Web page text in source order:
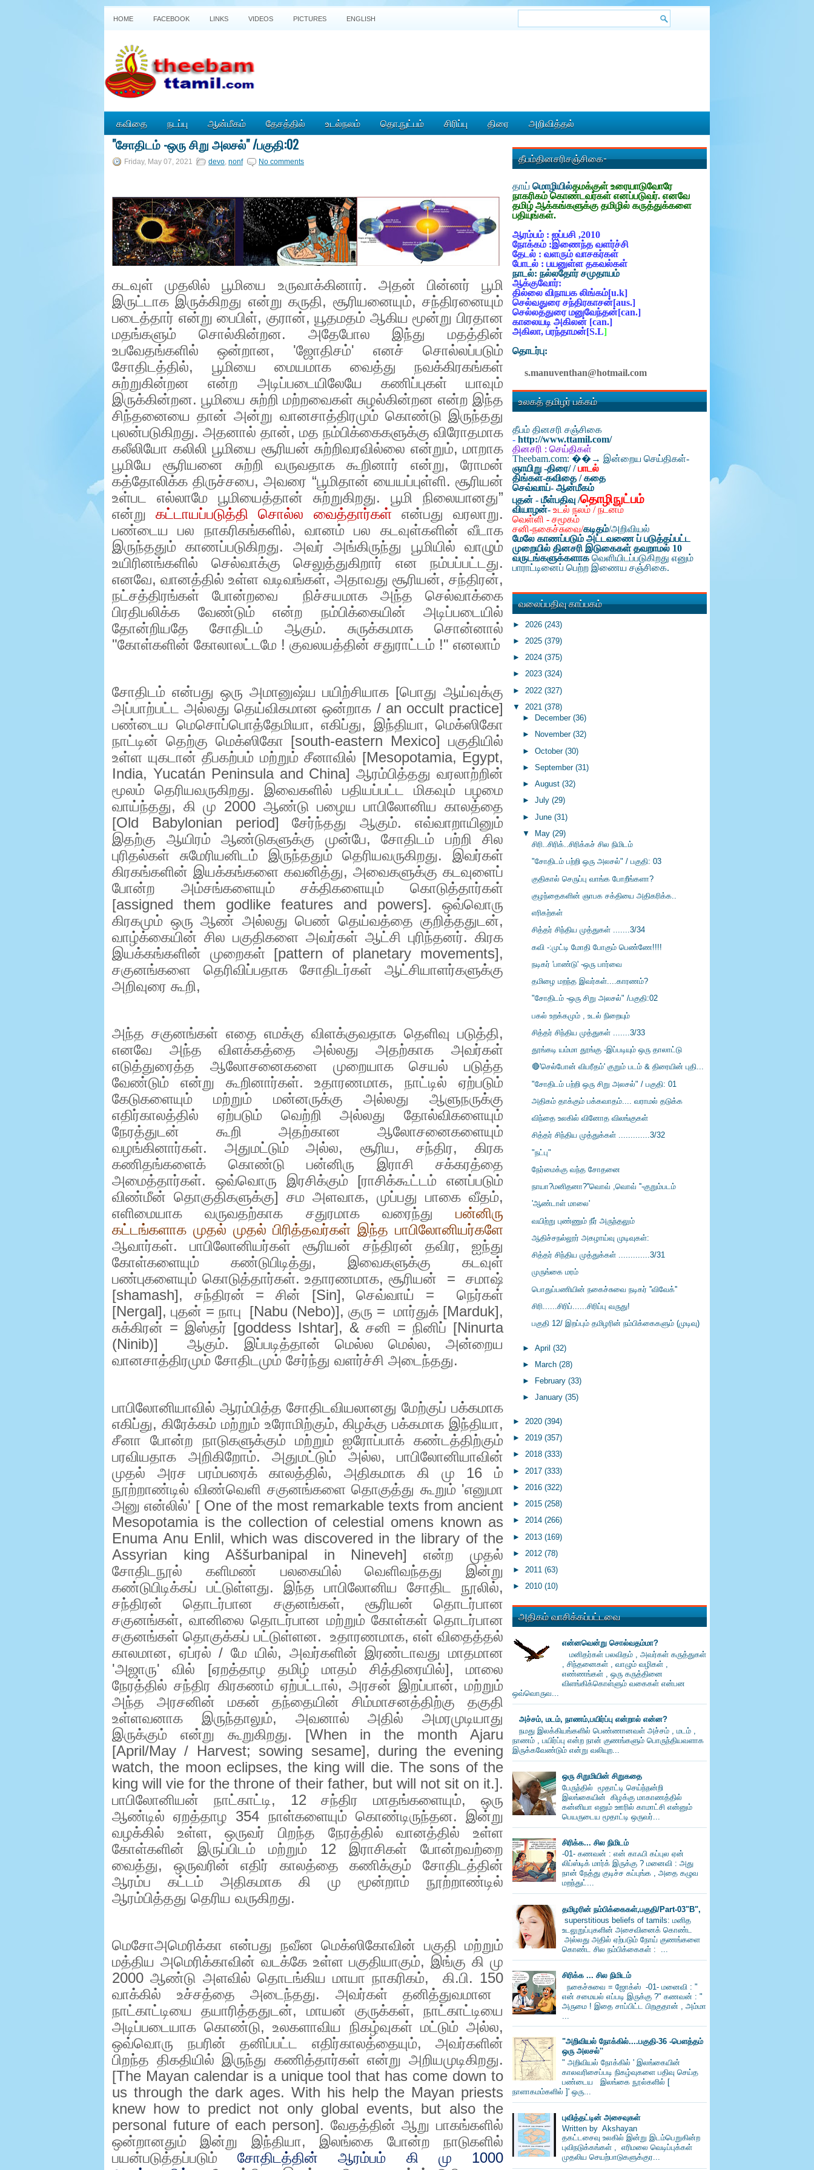
HOME FACEBOOK LINKS VIDEOS PICTURES ENGLISH
கவிதை நடப்பு ஆன்மீகம் தேசத்தில் உடல்நலம் தொ.நுட்பம் சிரிப்பு திரை அறிவித்தல்
"சோதிடம் -ஒரு சிறு அலசல்" /பகுதி:02
Friday, May 07, 2021 devo, nonf No comments
கடவுள் முதலில் பூமியை உருவாக்கினார். அதன் பின்னர் பூமி
இருட்டாக இருக்கிறது என்று கருதி, சூரியனையும்,சந்திரனையும்
படைத்தார் என்று பைபிள், குரான்,யூதமதம் ஆகிய மூன்று பிரதான
மதங்களும் சொல்கின்றன. அதேபோல இந்து மதத்தின்
உபவேதங்களில் ஒன்றான, 'ஜோதிசம்' எனச் சொல்லப்படும்
சோதிடத்தில், பூமியை மையமாக வைத்து நவக்கிரகங்கள்
சுற்றுகின்றன என்ற அடிப்படையிலேயே கணிப்புகள் யாவும்
இருக்கின்றன. பூமியை சுற்றி மற்றவைகள் சுழல்கின்றன என்ற இந்த
சிந்தனையை தான் அன்று வானசாத்திரமும் கொண்டு இருந்தது
புலன்படுகிறது. அதனால் தான், மத நம்பிக்கைகளுக்கு விரோதமாக
கலீலியோ கலிலி பூமியை சூரியன் சுற்றிவரவில்லை என்றும், மாறாக
பூமியே சூரியனை சுற்றி வருவதாக கூறினார் என்று,ரோமன்
கத்தோலிக்க திருச்சபை,அவரை “பூமிதான் யையப்புள்ளி. சூரியன்
உள்பட எல்லாமே பூமியைத்தான் சுற்றுகிறது. பூமி நிலையானது”
என்றுகட்டாயப்படுத்தி சொல்ல வைத்தார்கள் என்பது வரலாறு.
பண்டைய பல நாகரிகங்களில்,வானம் பல கடவுள்களின் வீடாக
இருந்ததும் காணப்படுகிறது. அவர் அங்கிருந்து பூமியில் வாழும்
உயிரினங்களில் செல்வாக்கு செலுத்துகிறார் என நம்பப்பட்டது.
எனவே,வானத்தில் உள்ள வடிவங்கள், அதாவது சூரியன்,சந்திரன்,
நட்சத்திரங்கள் போன்றவை
நிச்சயமாக அந்த செல்வாக்கை
பிரதிபலிக்க வேண்டும் என்ற நம்பிக்கையின் அடிப்படையில்
தோன்றியதே சோதிடம் ஆகும். சுருக்கமாக சொன்னால்
"கோள்களின் கோலாலட்டமே ! குவலயத்தின் சதுராட்டம் !" எனலாம்
சோதிடம் என்பது ஒரு அமானுஷ்ய பயிற்சியாக [பொது ஆய்வுக்கு
அப்பாற்பட்ட அல்லது தெய்விகமான ஒன்றாக / an occult practice]
பண்டைய மெசொப்பொத்தேமியா, எகிப்து, இந்தியா, மெக்ஸிகோ
நாட்டின் தெற்கு மெக்ஸிகோ [south-eastern Mexico]பகுதியில்
உள்ள யுகடான் தீபகற்பம் மற்றும் சீனாவில் [Mesopotamia, Egypt,
India, Yucatán Peninsula and China]ஆரம்பித்தது வரலாற்றின்
மூலம் தெரியவருகிறது. இவைகளில் பதியப்பட்ட மிகவும் பழமை
வாய்ந்தது, கி மு 2000 ஆண்டு பழைய பாபிலோனிய காலத்தை
[Old Babylonian period]சேர்ந்தது ஆகும். எவ்வாறாயினும்
இதற்கு ஆயிரம் ஆண்டுகளுக்கு முன்பே, சோதிடம் பற்றி சில
புரிதல்கள் சுமேரியனிடம் இருந்ததும் தெரியவருகிறது. இவர்கள்
கிரகங்களின் இயக்கங்களை கவனித்து, அவைகளுக்கு கடவுளைப்
போன்ற அம்சங்களையும் சக்திகளையும் கொடுத்தார்கள்
[assigned them godlike features and powers]. ஒவ்வொரு
கிரகமும் ஒரு ஆண் அல்லது பெண் தெய்வத்தை குறித்ததுடன்,
வாழ்க்கையின் சில பகுதிகளை அவர்கள் ஆட்சி புரிந்தனர். கிரக
இயக்கங்களின் முறைகள் [pattern of planetary movements],
சகுனங்களை தெரிவிப்பதாக சோதிடர்கள் ஆட்சியாளர்களுக்கு
அறிவுரை கூறி,
அந்த சகுனங்கள் எதை எமக்கு விளக்குவதாக தெளிவு படுத்தி,
எனவே அந்த விளக்கத்தை அல்லது அதற்காக அவர்கள்
எடுத்துரைத்த ஆலோசனைகளை முறையாக செயல் படுத்த
வேண்டும் என்று கூறினார்கள். உதாரணமாக, நாட்டில் ஏற்படும்
கேடுகளையும் மற்றும் மன்னருக்கு அல்லது ஆளுநருக்கு
எதிர்காலத்தில் ஏற்படும் வெற்றி அல்லது தோல்விகளையும்
நேரத்துடன் கூறி அதற்கான ஆலோசனைகளையும்
வழங்கினார்கள். அதுமட்டும் அல்ல, சூரிய,சந்திர,கிரக
கணிதங்களைக் கொண்டு பன்னிரு இராசி சக்கரத்தை
அமைத்தார்கள். ஒவ்வொரு இரசிக்கும் [ராசிக்கூட்டம் எனப்படும்
விண்மீன் தொகுதிகளுக்கு] சம அளவாக, முப்பது பாகை வீதம்,
எளிமையாக வருவதற்காக சதுரமாக வரைந்து பன்னிரு
கட்டங்களாக முதல் முதல் பிரித்தவர்கள் இந்த பாபிலோனியர்களே
ஆவார்கள். பாபிலோனியர்கள் சூரியன் சந்திரன் தவிர, ஐந்து
கோள்களையும் கண்டுபிடித்து, இவைகளுக்கு கடவுள்
பண்புகளையும் கொடுத்தார்கள். உதாரணமாக, சூரியன் =
சமாஷ்
[shamash], சந்திரன் = சின் [Sin],செவ்வாய் =
நெர்கள்
[Nergal], புதன் = நாபு [Nabu (Nebo)], குரு = மார்துக் [Marduk],
சுக்கிரன் = இஸ்தர் [goddess Ishtar], & சனி = நினிப் [Ninurta
(Ninib)]
ஆகும். இப்படித்தான் மெல்ல மெல்ல,அன்றைய
வானசாத்திரமும் சோதிடமும் சேர்ந்து வளர்ச்சி அடைந்தது.
பாபிலோனியாவில் ஆரம்பித்த சோதிடவியலானது மேற்குப் பக்கமாக
எகிப்து, கிரேக்கம் மற்றும் உரோமிற்கும்,கிழக்கு பக்கமாக இந்தியா,
சீனா போன்ற நாடுகளுக்கும் மற்றும் ஐரோப்பாக் கண்டத்திற்கும்
பரவியதாக அறிகிறோம். அதுமட்டும் அல்ல, பாபிலோனியாவின்
முதல் அரச பரம்பரைக் காலத்தில், அதிகமாக கி மு 16 ம்
நூற்றாண்டில் விண்வெளி சகுனங்களை தொகுத்து கூறும் 'எனுமா
அனு என்லில்' [ One of the most remarkable texts from ancient
Mesopotamia is the collection of celestial omens known as
Enuma Anu Enlil, which was discovered in the library of the
Assyrian king Aššurbanipal in Nineveh]என்ற முதல்
சோதிடநூல் களிமண் பலகையில் வெளிவந்தது இன்று
கண்டுபிடிக்கப் பட்டுள்ளது. இந்த பாபிலோனிய சோதிட நூலில்,
சந்திரன் தொடர்பான சகுனங்கள், சூரியன் தொடர்பான
சகுனங்கள்,வானிலை தொடர்பான மற்றும் கோள்கள் தொடர்பான
சகுனங்கள் தொகுக்கப் பட்டுள்ளன. உதாரணமாக, எள் விதைத்தல்
காலமான, ஏப்ரல் / மே யில், அவர்களின் இரண்டாவது மாதமான
'அஜாரு'வில் [ஏறத்தாழ தமிழ் மாதம் சித்திரையில்],மாலை
நேரத்தில் சந்திர கிரகணம் ஏற்பட்டால்,அரசன் இறப்பான்,மற்றும்
அந்த அரசனின் மகன் தந்தையின் சிம்மாசனத்திற்கு தகுதி
உள்ளவனாக இருந்தாலும், அவனால் அதில் அமரமுடியாது
இருக்கும் என்று கூறுகிறது. [When in the month Ajaru
[April/May / Harvest; sowing sesame], during the evening
watch, the moon eclipses, the king will die. The sons of the
king will vie for the throne of their father, but will not sit on it.].
பாபிலோனியன் நாட்காட்டி, 12 சந்திர மாதங்களையும்,ஒரு
ஆண்டில் ஏறத்தாழ 354 நாள்களையும் கொண்டிருந்தன. இன்று
வழக்கில் உள்ள,ஒருவர் பிறந்த நேரத்தில் வானத்தில் உள்ள
கோள்களின் இருப்பிடம் மற்றும் 12 இராசிகள் போன்றவற்றை
வைத்து, ஒருவரின் எதிர் காலத்தை கணிக்கும் சோதிடத்தின்
ஆரம்ப கட்டம் அதிகமாக கி மு மூன்றாம் நூற்றாண்டில்
ஆரம்பித்தது தெரிய வருகிறது.
மெசோஅமெரிக்கா என்பது நவீன மெக்ஸிகோவின் பகுதி மற்றும்
மத்திய அமெரிக்காவின் வடக்கே உள்ள பகுதியாகும், இங்கு கி மு
2000 ஆண்டு அளவில் தொடங்கிய மாயா நாகரிகம், கி.பி. 150
வாக்கில் உச்சத்தை அடைந்தது. அவர்கள் தனித்துவமான
நாட்காட்டியை தயாரித்ததுடன், மாயன் குருக்கள், நாட்காட்டியை
அடிப்படையாக கொண்டு,உலகளாவிய நிகழ்வுகள் மட்டும் அல்ல,
ஒவ்வொரு நபரின் தனிப்பட்ட எதிர்காலத்தையும், அவர்களின்
பிறந்த திகதியில் இருந்து கணித்தார்கள் என்று அறியமுடிகிறது.
[The Mayan calendar is a unique tool that has come down to
us through the dark ages. With his help the Mayan priests
knew how to predict not only global events, but also the
personal future of each person]. வேதத்தின் ஆறு பாகங்களில்
ஒன்றானதும் இன்று இந்தியா, இலங்கை போன்ற நாடுகளில்
பயன்படுத்தப்படும்சோதிடத்தின் ஆரம்பம் கி மு 1000
தீபம்தினசரிசஞ்சிகை-
தாய் மொழியில்தமக்குள் உரையாடுவோரே
நாகரிகம் கொண்டவர்கள் எனப்படுவர். எனவே
தமிழ் ஆக்கங்களுக்கு தமிழில் கருத்துக்களை
பதியுங்கள்.
ஆரம்பம் : ஐப்பசி ,2010
நோக்கம் :இணைந்த வளர்ச்சி
தேடல் : வளரும் வாசகர்கள்
போடல் : பயனுள்ள தகவல்கள்
நாடல்: நல்லதோர் சமுதாயம்
ஆக்குவோர்:
தில்லை விநாயக லிங்கம்[u.k]
செல்வதுரை சந்திரகாசன்[aus.]
செல்லத்துரை மனுவேந்தன்[can.]
காலையடி அகிலன் [can.]
அகிலா, பரந்தாமன்[S.L]
தொடர்பு:
s.manuventhan@hotmail.com
உலகத் தமிழர் பக்கம்
தீபம் தினசரி சஞ்சிகை
- http://www.ttamil.com/
தினசரி : செய்திகள்
Theebam.com: ��→ இன்றைய செய்திகள்-
ஞாயிறு -திரை//பாடல்
திங்கள்-கவிதை / கதை
செவ்வாய்- ஆன்மீகம்
புதன் - மீள்பதிவு /தொழிநுட்பம்
வியாழன்- உடல் நலம் / நடனம்
வெள்ளி - சமூகம்
சனி-நகைச்சுவை/கடிதம்/அறிவியல்
மேலே காணப்படும் அட்டவணை ப் படுத்தப்பட்ட
முறையில் தினசரி இடுகைகள் தவறாமல் 10
வருடங்களுக்களாக வெளியிடப்படுகிறது எனும்
பாராட்டினைப் பெற்ற இணைய சஞ்சிகை.
வலைப்பதிவு காப்பகம்
► 2026 (243)
► 2025 (379)
► 2024 (375)
► 2023 (324)
► 2022 (327)
▼ 2021 (378)
►
December (36)
►
November (32)
► October (30)
► September (31)
► August (32)
► July (29)
► June (31)
▼
May (29)
சிரி..சிரிக்..சிரிக்கச் சில நிமிடம்
"சோதிடம் பற்றி ஒரு அலசல்" / பகுதி: 03
குதிகால் செருப்பு வாங்க போறீங்களா?
குழந்தைகளின் ஞாபக சக்தியை அதிகரிக்க..
எரிகற்கள்
சித்தர் சிந்திய முத்துகள் .......3/34
கவி -:முட்டி மோதி போகும் பெண்ணே!!!!
நடிகர் 'பாண்டு' -ஒரு பார்வை
தமிழை மறந்த இவர்கள்....காரணம்?
"சோதிடம் -ஒரு சிறு அலசல்" /பகுதி:02
பகல் உறக்கமும் , உடல் நிறையும்
சித்தர் சிந்திய முத்துகள் .......3/33
தூங்கடி யம்மா தூங்கு -இப்படியும் ஒரு தாலாட்டு
🔴'செல்போன் விபரீதம்' குறும் படம் & திரையின் புதி...
"சோதிடம் பற்றி ஒரு சிறு அலசல்" / பகுதி: 01
அதிகம் தாக்கும் பக்கவாதம்.... வராமல் தடுக்க
விந்தை உலகில் வினோத விலங்குகள்
சித்தர் சிந்திய முத்துக்கள் .............3/32
"நட்பு"
நேர்மைக்கு வந்த சோதனை
நாயா?மனிதனா?''வொவ் ,வொவ் ''-குறும்படம்
'ஆண்டாள் மாலை'
வயிற்று புண்ணும் நீர் அருந்தலும்
ஆதிச்சநல்லூர் அகழாய்வு முடிவுகள்:
சித்தர் சிந்திய முத்துக்கள் .............3/31
முருங்கை மரம்
பொதுப்பணியின் நகைச்சுவை நடிகர் ''விவேக்''
சிரி......சிரிப்......சிரிப்பு வருது!
பகுதி 12/ இறப்பும் தமிழரின் நம்பிக்கைகளும் (முடிவு)
► April (32)
►
March (28)
►
February (33)
► January (35)
► 2020 (394)
► 2019 (357)
► 2018 (333)
► 2017 (333)
► 2016 (322)
► 2015 (258)
► 2014 (266)
► 2013 (169)
► 2012 (78)
► 2011 (63)
► 2010 (10)
அதிகம் வாசிக்கப்பட்டவை
என்னவென்று சொல்வதம்மா?
மனிதர்கள் பலவிதம் , அவர்கள் கருத்துகள்
, சிந்தனைகள் , வாழும் வழிகள் ,
எண்ணங்கள் , ஒரு கருத்தினை
விளங்கிக்கொள்ளும் வகைகள் என்பன
ஒவ்வொருவ...
அச்சம், மடம், நாணம்,பயிர்ப்பு என்றால் என்ன?
நமது இலக்கியங்களில் பெண்ணானவள் அச்சம் , மடம் ,
நாணம் , பயிர்ப்பு என்ற நான் குணங்களும் பொருந்தியவளாக
இருக்கவேண்டும் என்று வலியுற...
ஒரு சிறுமியின் சிறுகதை
பேருந்தில் மூதாட்டி செய்ந்நன்றி
இலங்கையின் கிழக்கு மாகாணத்தில்
கன்னியா எனும் ஊரில் காமாட்சி என்னும்
பெயருடைய மூதாட்டி ஒருவர்...
சிரிக்க... சில நிமிடம்
-01- கணவன் : என் காஃபி கப்புல ஏன்
லிப்ஸ்டிக் மார்க் இருக்கு ? மனைவி : அது
நான் நேத்து குடிச்ச கப்புங்க , அதை கழுவ
மறந்துட்...
தமிழரின் நம்பிக்கைகள்,பகுதி/Part-03"B",
superstitious beliefs of tamils: மனித
உடலுறுப்புகளின் அசைவினைக் கொண்ட
அல்லது அதில் ஏற்படும் நோய் குணங்களை
கொண்ட சில நம்பிக்கைகள் : ...
சிரிக்க ... சில நிமிடம்
நகைச்சுவை = ஜோக்ஸ் -01- மனைவி : "
என் சமையல் எப்படி இருக்கு ?" கணவன் : "
அருமை ! இதை சாப்பிட்ட பிறகுதான் , அம்மா
"அறிவியல் நோக்கில்....பகுதி-36 -பெளத்தம்
ஒரு அலசல்''
" அறிவியல் நோக்கில் ' இலங்கையின்
காலவரிசைப்படி நிகழ்வுகளை பதிவு செய்த
பண்டைய இலங்கை நூல்களில் [
நாளாகமம்களில் ]' ஒரு...
புவித்தட்டின் அசைவுகள்
Written by Akshayan
தகட்டசைவு உலகில் இன்று இடம்பெறுகின்ற
புவிநடுக்கங்கள் , எரிமலை வெடிப்புக்கள்
முதலிய செயற்பாடுகளுக்குர...